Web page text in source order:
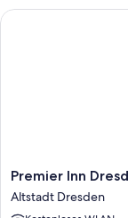
Premier
Inn
Dresden
Premier Inn
Altstadt Dresden
Premier Inn